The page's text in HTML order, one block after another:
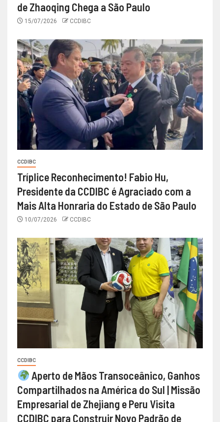
de Zhaoqing Chega a São Paulo
15/07/2026 CCDIBC
CCDIBC
Tríplice Reconhecimento! Fabio Hu,
Presidente da CCDIBC é Agraciado com a
Mais Alta Honraria do Estado de São Paulo
10/07/2026 CCDIBC
CCDIBC
Aperto de Mãos Transoceânico, Ganhos
Compartilhados na América do Sul | Missão
Empresarial de Zhejiang e Peru Visita
CCDIBC para Construir Novo Padrão de